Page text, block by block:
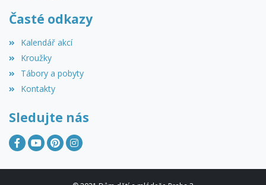
Časté odkazy
Kalendář akcí
Kroužky
Tábory a pobyty
Kontakty
Sledujte nás